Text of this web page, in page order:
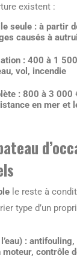
existent :
seule : à partir
causés à autrui
: 400 à 1
vol, incendie
: 800 à 3 000
en mer et
le reste à
type d’un
:
contrôle